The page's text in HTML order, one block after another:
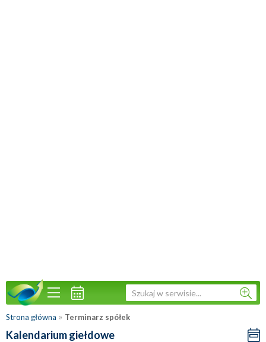
Strona główna » Terminarz spółek
Kalendarium giełdowe